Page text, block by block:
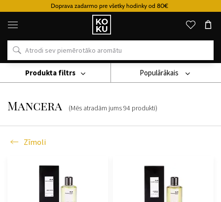
Doprava zadarmo pre všetky hodinky od 80€
Oriģinālie
parfimērijas
izstrādājumi
un
pulksteņi
vietā
Zīmoli
Mancera
Mancera (Mēs atradām jums94 produkti)
Populārākais
Zīmoli
Produkta filtrs